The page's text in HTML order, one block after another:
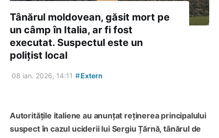
Tânărul moldovean, găsit mort pe
un câmp în Italia, ar fi fost
executat. Suspectul este un
polițist local
08 ian. 2026, 14:11 #Extern
Autoritățile italiene au anunțat reținerea principalului
suspect în cazul uciderii lui Sergiu Țărnă, tânărul de